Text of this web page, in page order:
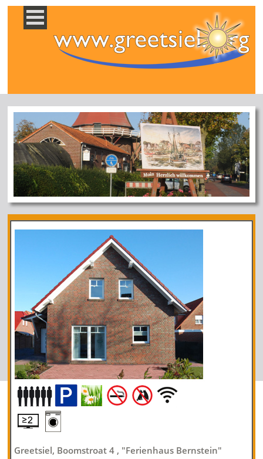
Greetsiel, Boomstroat 4 , "Ferienhaus Bernstein"